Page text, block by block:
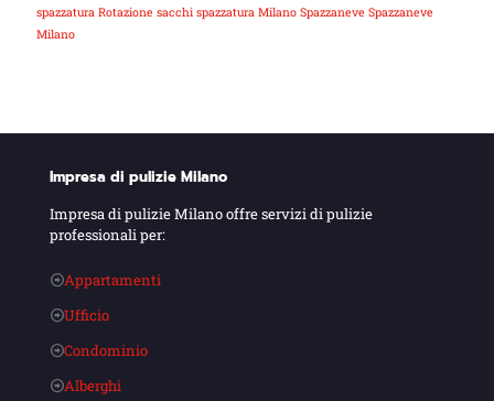
spazzatura Rotazione sacchi spazzatura Milano Spazzaneve Spazzaneve
Milano
Impresa di pulizie Milano
Impresa di pulizie Milano offre servizi di pulizie
professionali per:
Appartamenti
Ufficio
Condominio
Alberghi